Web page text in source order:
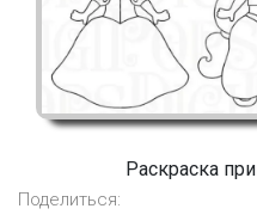
Раскраска
Поделиться: